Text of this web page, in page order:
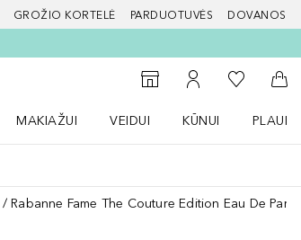
GROŽIO KORTELĖ PARDUOTUVĖS DOVANOS
Į parduotuvių paiešką
Į mano paskyrą
Į mano
Į
MAKIAŽUI
VEIDUI
KŪNUI
Rabanne Fame The Couture Edition Eau De